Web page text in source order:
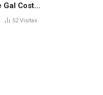
Costa
52Visitas